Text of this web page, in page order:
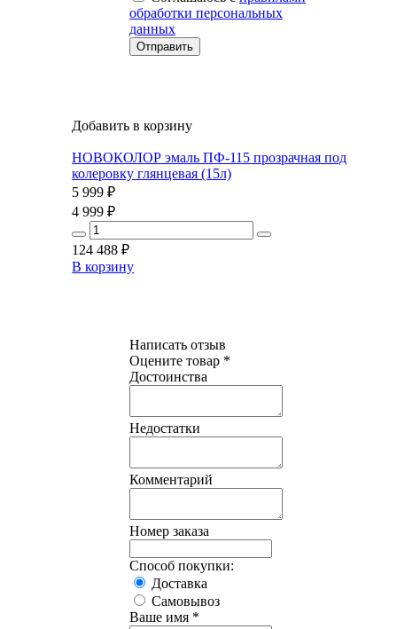
обработки персональных
данных
Добавить в корзину
НОВОКОЛОР эмаль ПФ-115 прозрачная под
колеровку глянцевая (15л)
5 999 ₽
4 999 ₽
124 488 ₽
В корзину
Написать отзыв
Оцените товар *
Достоинства
Недостатки
Комментарий
Номер заказа
Способ покупки:
Доставка
Самовывоз
Ваше имя *